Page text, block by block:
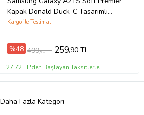
Kapak Donald Duck-C Tasarımlı
Silikon Kılıf - Pudra (Şeffaf)
Kargo ile Teslimat
%48 499,90 TL 259,90 TL
27,72 TL'den Başlayan Taksitlerle
Daha Fazla Kategori